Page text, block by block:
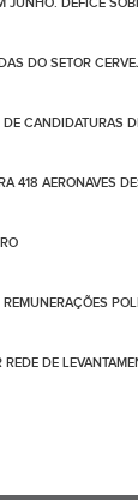
DO SETOR
CANDIDATURAS
418 AERONAVES
DE